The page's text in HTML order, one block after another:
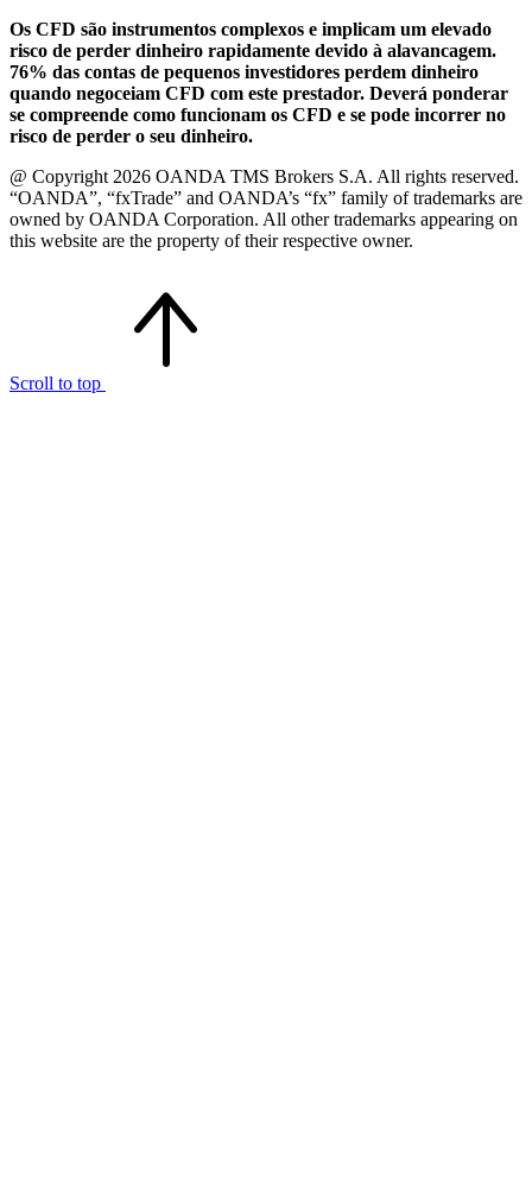
Os CFD são instrumentos complexos e implicam um elevado
risco de perder dinheiro rapidamente devido à alavancagem.
76% das contas de pequenos investidores perdem dinheiro
quando negoceiam CFD com este prestador. Deverá ponderar
se compreende como funcionam os CFD e se pode incorrer no
risco de perder o seu dinheiro.
@ Copyright 2026 OANDA TMS Brokers S.A. All rights reserved.
“OANDA”, “fxTrade” and OANDA’s “fx” family of trademarks are
owned by OANDA Corporation. All other trademarks appearing on
this website are the property of their respective owner.
Scroll to top